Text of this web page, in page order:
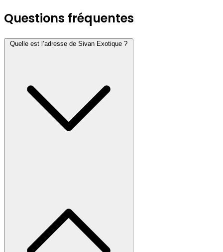
Questions fréquentes
Quelle est l’adresse de Sivan Exotique ?